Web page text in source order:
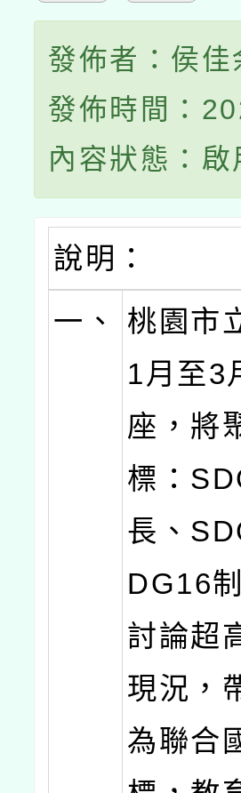
發佈者：侯佳
發佈時間：
內容狀態：啟
說明：
一、
桃園市
1月至3
座，將
標：
長、
DG16
討論超
現況，
為聯合